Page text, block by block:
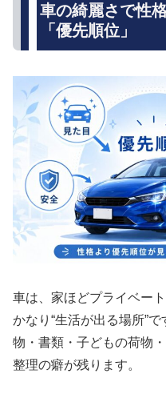
車の綺麗さで性
「優先順位」
車は、家ほどプライベー
かなり“生活が出る場所”
物・書類・子どもの荷物
整理の癖が残ります。